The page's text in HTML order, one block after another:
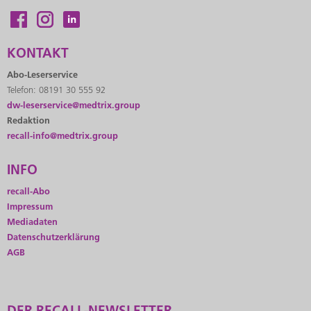
KONTAKT
Abo-Leserservice
Telefon: 08191 30 555 92
dw-leserservice@medtrix.group
Redaktion
recall-info@medtrix.group
INFO
recall-Abo
Impressum
Mediadaten
Datenschutzerklärung
AGB